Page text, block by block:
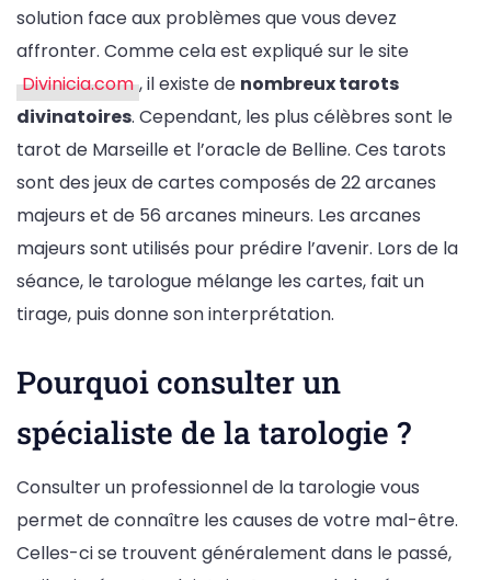
solution face aux problèmes que vous devez
affronter. Comme cela est expliqué sur le site
Divinicia.com , il existe de nombreux tarots
divinatoires. Cependant, les plus célèbres sont le
tarot de Marseille et l’oracle de Belline. Ces tarots
sont des jeux de cartes composés de 22 arcanes
majeurs et de 56 arcanes mineurs. Les arcanes
majeurs sont utilisés pour prédire l’avenir. Lors de la
séance, le tarologue mélange les cartes, fait un
tirage, puis donne son interprétation.
Pourquoi consulter un
spécialiste de la tarologie ?
Consulter un professionnel de la tarologie vous
permet de connaître les causes de votre mal-être.
Celles-ci se trouvent généralement dans le passé,